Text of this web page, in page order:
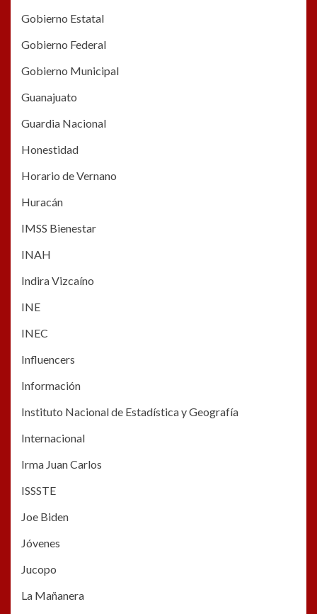
Gobierno Estatal
Gobierno Federal
Gobierno Municipal
Guanajuato
Guardia Nacional
Honestidad
Horario de Vernano
Huracán
IMSS Bienestar
INAH
Indira Vizcaíno
INE
INEC
Influencers
Información
Instituto Nacional de Estadística y Geografía
Internacional
Irma Juan Carlos
ISSSTE
Joe Biden
Jóvenes
Jucopo
La Mañanera